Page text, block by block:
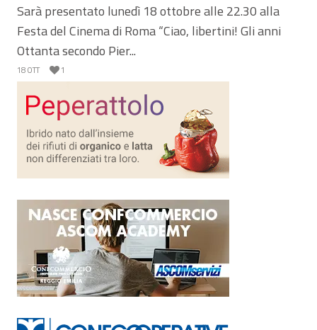
Sarà presentato lunedì 18 ottobre alle 22.30 alla
Festa del Cinema di Roma “Ciao, libertini! Gli anni
Ottanta secondo Pier...
18 OTT 1